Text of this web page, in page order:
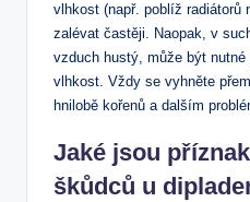
vlhkost (např. poblíž radiátorů
zalévat častěji. Naopak, v
vzduch hustý,​ může být nutné
vlhkost. Vždy se vyhněte
hnilobě​ kořenů a dalším
Jaké jsou
škůdců u⁢